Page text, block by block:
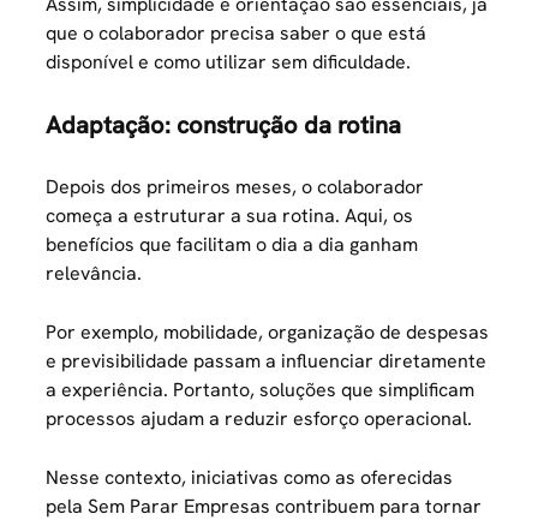
que o colaborador precisa saber o que está
disponível e como utilizar sem dificuldade.
Adaptação: construção da rotina
Depois dos primeiros meses, o colaborador
começa a estruturar a sua rotina. Aqui, os
benefícios que facilitam o dia a dia ganham
relevância.
Por exemplo, mobilidade, organização de despesas
e previsibilidade passam a influenciar diretamente
a experiência. Portanto, soluções que simplificam
processos ajudam a reduzir esforço operacional.
Nesse contexto, iniciativas como as oferecidas
pela Sem Parar Empresas contribuem para tornar